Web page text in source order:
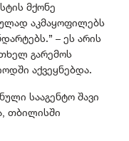
მქონე
აკმაყოფილებს
– ეს არის
გარემოს
აქვეყნებდა.
სააგენტო შავი
თბილისში